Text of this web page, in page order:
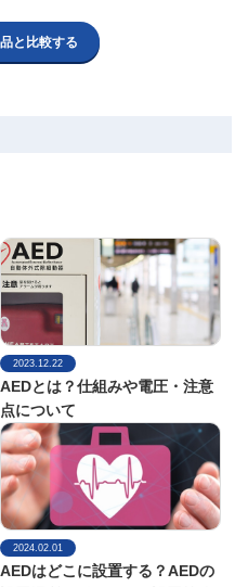
と比較する
2023.12.22
AEDとは？仕組みや電圧・注意
点について
2024.02.01
AEDはどこに設置する？AEDの